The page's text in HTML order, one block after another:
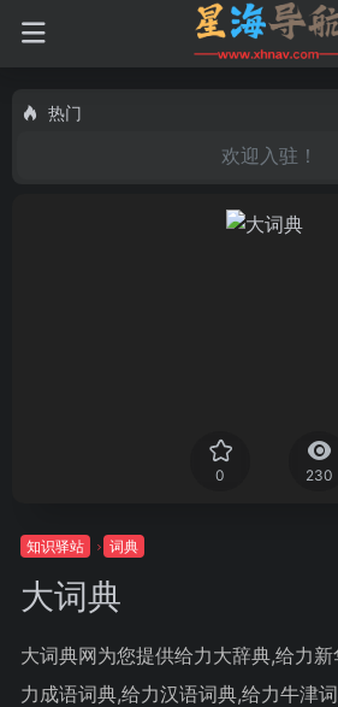
热门
欢迎入驻！
0 230
知识驿站 词典
大词典
大词典网为您提供给力大辞典,给力
力成语词典,给力汉语词典,给力牛津